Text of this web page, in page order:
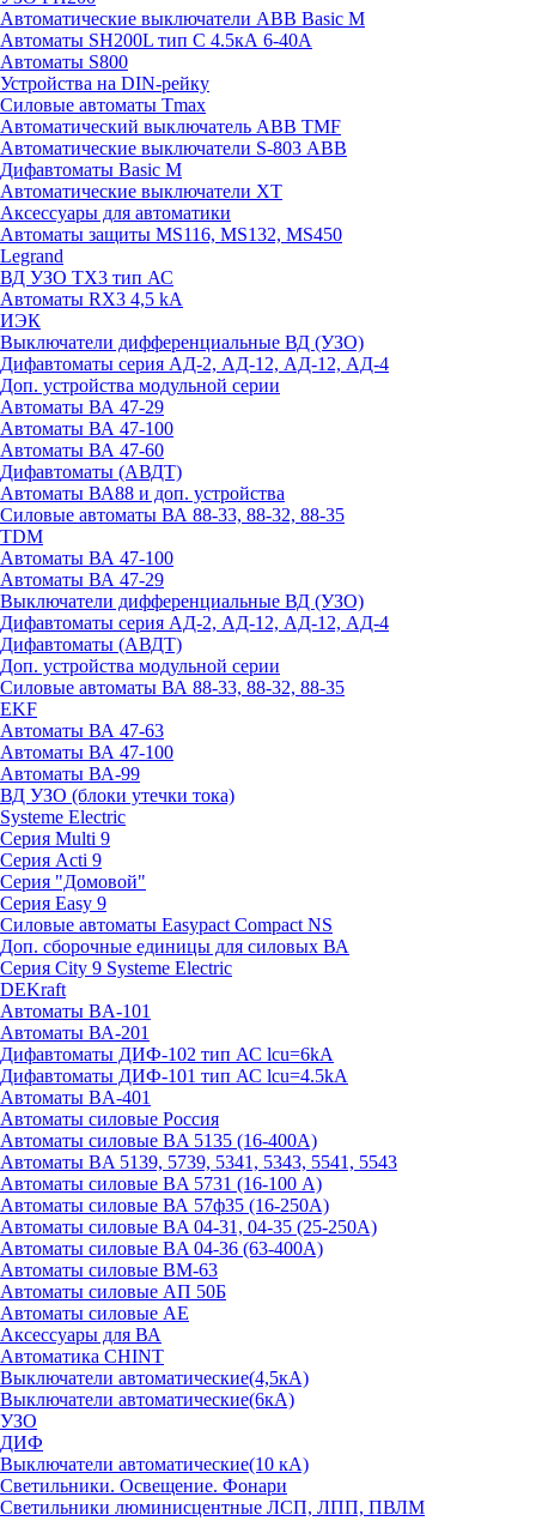
Автоматические выключатели ABB Basic M
Автоматы SH200L тип С 4.5кА 6-40А
Автоматы S800
Устройства на DIN-рейку
Силовые автоматы Tmax
Автоматический выключатель ABB TMF
Автоматические выключатели S-803 АВВ
Дифавтоматы Basic M
Автоматические выключатели XT
Аксессуары для автоматики
Автоматы защиты MS116, MS132, MS450
Legrand
ВД УЗО TX3 тип АС
Автоматы RX3 4,5 kA
ИЭК
Выключатели дифференциальные ВД (УЗО)
Дифавтоматы серия АД-2, АД-12, АД-12, АД-4
Доп. устройства модульной серии
Автоматы ВА 47-29
Автоматы ВА 47-100
Автоматы ВА 47-60
Дифавтоматы (АВДТ)
Автоматы ВА88 и доп. устройства
Силовые автоматы ВА 88-33, 88-32, 88-35
TDM
Автоматы ВА 47-100
Автоматы ВА 47-29
Выключатели дифференциальные ВД (УЗО)
Дифавтоматы серия АД-2, АД-12, АД-12, АД-4
Дифавтоматы (АВДТ)
Доп. устройства модульной серии
Силовые автоматы ВА 88-33, 88-32, 88-35
EKF
Автоматы ВА 47-63
Автоматы ВА 47-100
Автоматы ВА-99
ВД УЗО (блоки утечки тока)
Systeme Electric
Серия Multi 9
Серия Acti 9
Серия "Домовой"
Серия Easy 9
Силовые автоматы Easypact Compact NS
Доп. сборочные единицы для силовых ВА
Серия City 9 Systeme Electric
DEKraft
Автоматы BA-101
Автоматы ВА-201
Дифавтоматы ДИФ-102 тип АС lcu=6kA
Дифавтоматы ДИФ-101 тип АС lcu=4.5kA
Автоматы BA-401
Автоматы силовые Россия
Автоматы силовые BA 5135 (16-400А)
Автоматы BA 5139, 5739, 5341, 5343, 5541, 5543
Автоматы силовые BA 5731 (16-100 А)
Автоматы силовые ВА 57ф35 (16-250А)
Автоматы силовые BA 04-31, 04-35 (25-250А)
Автоматы силовые BA 04-36 (63-400А)
Автоматы силовые ВМ-63
Автоматы силовые АП 50Б
Автоматы силовые АЕ
Аксессуары для ВА
Автоматика CHINT
Выключатели автоматические(4,5кА)
Выключатели автоматические(6кА)
УЗО
ДИФ
Выключатели автоматические(10 кА)
Светильники. Освещение. Фонари
Светильники люминисцентные ЛСП, ЛПП, ПВЛМ